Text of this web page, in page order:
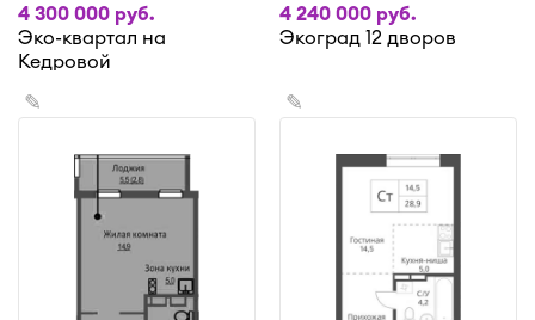
4 300 000 руб.
Эко-квартал на
Кедровой
4 240 000 руб.
Экоград 12 дворов
✎ ✎